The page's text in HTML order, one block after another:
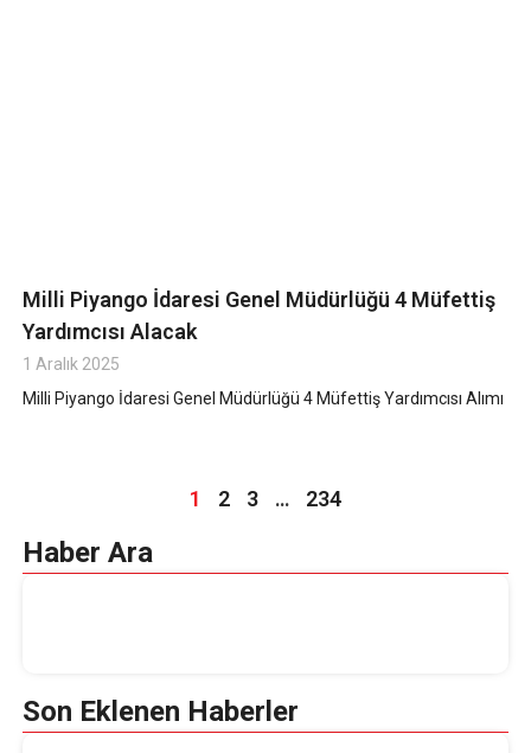
Milli Piyango İdaresi Genel Müdürlüğü 4 Müfettiş
Yardımcısı Alacak
1 Aralık 2025
Milli Piyango İdaresi Genel Müdürlüğü 4 Müfettiş Yardımcısı Alımı
1 2 3 … 234
Haber Ara
Son Eklenen Haberler